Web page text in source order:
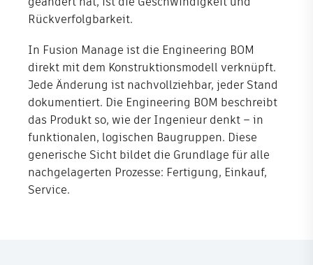
Rückverfolgbarkeit.
In Fusion Manage ist die Engineering BOM
direkt mit dem Konstruktionsmodell verknüpft.
Jede Änderung ist nachvollziehbar, jeder Stand
dokumentiert. Die Engineering BOM beschreibt
das Produkt so, wie der Ingenieur denkt – in
funktionalen, logischen Baugruppen. Diese
generische Sicht bildet die Grundlage für alle
nachgelagerten Prozesse: Fertigung, Einkauf,
Service.